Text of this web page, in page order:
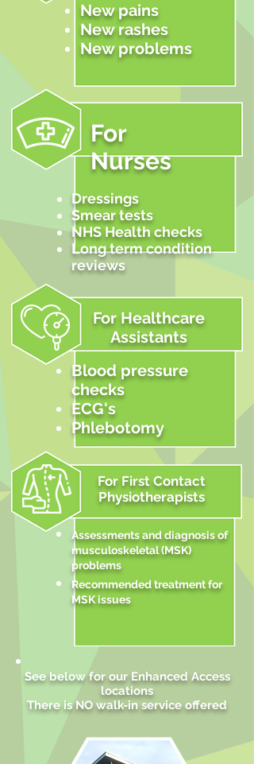
New pains
New rashes
New problems
For
Nurses
Dressings
Smear tests
NHS Health checks
Long term condition
reviews
For Healthcare
Assistants
Blood pressure
checks
ECG's
Phlebotomy
For First Contact
Physiotherapists
​Assessments and diagnosis of
musculoskeletal (MSK)
problems
Recommended treatment for
MSK issues
See below for our Enhanced Access
locations
There is NO walk-in service offered